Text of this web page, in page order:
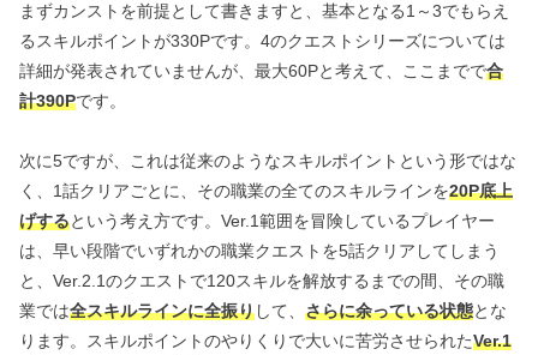
まずカンストを前提として書きますと、基本となる1～3でもらえ
るスキルポイントが330Pです。4のクエストシリーズについては
詳細が発表されていませんが、最大60Pと考えて、ここまでで合
計390Pです。
次に5ですが、これは従来のようなスキルポイントという形ではな
く、1話クリアごとに、その職業の全てのスキルラインを20P底上
げするという考え方です。Ver.1範囲を冒険しているプレイヤー
は、早い段階でいずれかの職業クエストを5話クリアしてしまう
と、Ver.2.1のクエストで120スキルを解放するまでの間、その職
業では全スキルラインに全振りして、 さらに余っている状態とな
ります。スキルポイントのやりくりで大いに苦労させられたVer.1